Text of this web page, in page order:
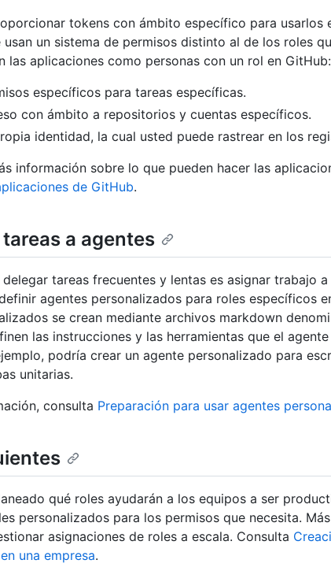
tokens con ámbito específico para usarlos
un sistema de permisos distinto al de los roles
las aplicaciones como personas con un rol en GitHub:
específicos para tareas específicas.
con ámbito a repositorios y cuentas específicos.
identidad, la cual usted puede rastrear en los
información sobre lo que pueden hacer las
de GitHub.
a agentes
tareas frecuentes y lentas es asignar trabajo
agentes personalizados para roles específicos
se crean mediante archivos markdown
las instrucciones y las herramientas que el
podría crear un agente personalizado para
unitarias.
consulta Preparación para usar agentes
qué roles ayudarán a los equipos a ser
personalizados para los permisos que necesita.
asignaciones de roles a escala. Consulta
una empresa.